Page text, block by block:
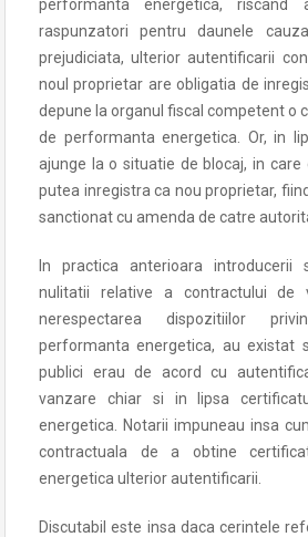
performanta energetica,
raspunzatori pentru daunele
prejudiciata, ulterior autentificarii
noul proprietar are obligatia de
depune la organul fiscal competent o
de performanta energetica. Or, in
ajunge la o situatie de blocaj, in
putea inregistra ca nou proprietar,
sanctionat cu amenda de catre
In practica anterioara introducerii
nulitatii relative a contractului de
nerespectarea dispozitiilor
performanta energetica, au existat
publici erau de acord cu
vanzare chiar si in lipsa
energetica. Notarii impuneau insa
contractuala de a obtine
energetica ulterior autentificarii.
Discutabil este insa daca cerintele